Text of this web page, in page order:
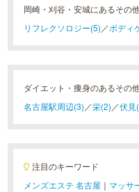
岡崎・刈谷・安城にあるその
リフレクソロジー(5) ／ボディ
ダイエット・痩身のあるその
名古屋駅周辺(3) ／栄(2) ／伏見
注目のキーワード
メンズエステ 名古屋 ｜ マッサ